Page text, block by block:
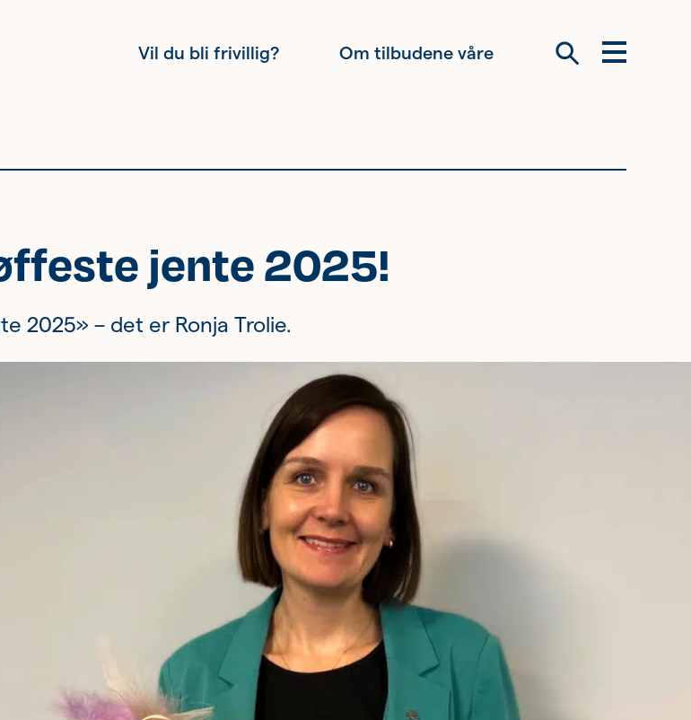
Vil du bli frivillig? Om tilbudene våre Meny
Samarbeid
jente 2025!
2025» – det er Ronja Trolie.